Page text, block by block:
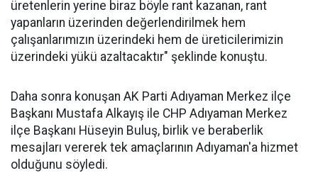
üretenlerin yerine biraz böyle rant kazanan, rant
yapanların üzerinden değerlendirilmek hem
çalışanlarımızın üzerindeki hem de üreticilerimizin
üzerindeki yükü azaltacaktır" şeklinde konuştu.
Daha sonra konuşan AK Parti Adıyaman Merkez ilçe
Başkanı Mustafa Alkayış ile CHP Adıyaman Merkez
ilçe Başkanı Hüseyin Buluş, birlik ve beraberlik
mesajları vererek tek amaçlarının Adıyaman'a hizmet
olduğunu söyledi.